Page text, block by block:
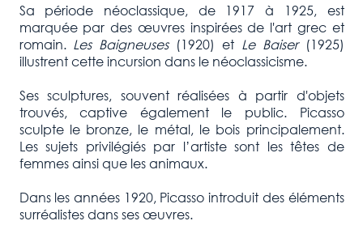
Sa période néoclassique, de 1917 à 1925, est
marquée par des œuvres inspirées de l'art grec et
romain. Les Baigneuses(1920) et Le Baiser(1925)
illustrent cette incursion dans le néoclassicisme.
Ses sculptures, souvent réalisées à partir d'objets
trouvés, captive également le public. Picasso
sculpte le bronze, le métal, le bois principalement.
Les sujets privilégiés par l’artiste sont les têtes de
femmes ainsi que les animaux.
Dans les années 1920, Picasso introduit des éléments
surréalistes dans ses œuvres.